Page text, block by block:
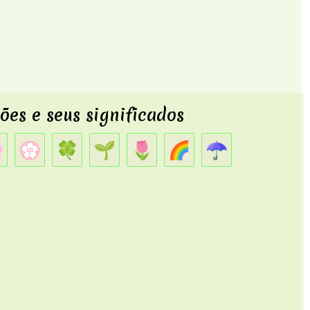
e seus significados
💮 🍀 🌱 🌷 🌈 ☂️